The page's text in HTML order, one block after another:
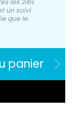
les 24H.
un suivi
que le
panier